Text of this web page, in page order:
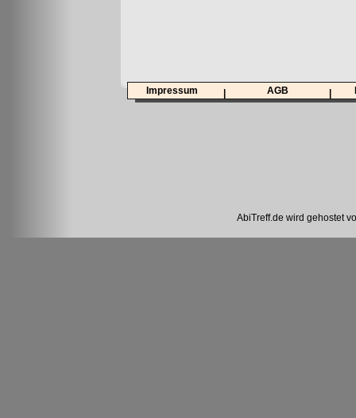
Impressum AGB
AbiTreff.de wird gehostet